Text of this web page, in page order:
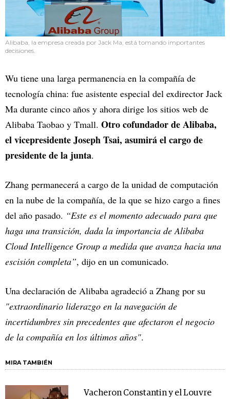
Alibaba, la empresa creada por Jack Ma, está tomando importantes
decisiones.
Wu tiene una larga permanencia en la compañía de
tecnología china: fue asistente especial del exdirector Jack
Ma durante cinco años y ahora dirige los sitios web de
Alibaba Taobao y Tmall. Otro cofundador de Alibaba,
el vicepresidente Joseph Tsai, asumirá el cargo de
presidente de la junta.
Zhang permanecerá a cargo de la unidad de computación
en la nube de la compañía, de la que se hizo cargo a fines
del año pasado. “Este es el momento adecuado para que
haga una transición, dada la importancia de Alibaba
Cloud Intelligence Group a medida que avanza hacia una
escisión completa”, dijo en un comunicado.
Una declaración de Alibaba agradeció a Zhang por su
"extraordinario liderazgo en la navegación de
incertidumbres sin precedentes que afectaron el negocio
de la compañía en los últimos años".
MIRA TAMBIÉN
Vacheron Constantin y el Louvre